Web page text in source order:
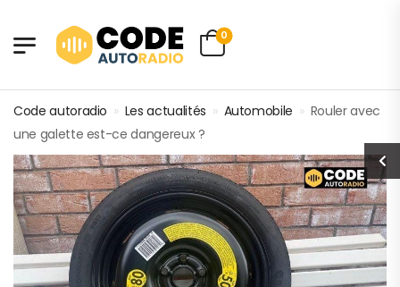
0
Code autoradio » Les actualités » Automobile » Rouler avec
une galette est-ce dangereux ?